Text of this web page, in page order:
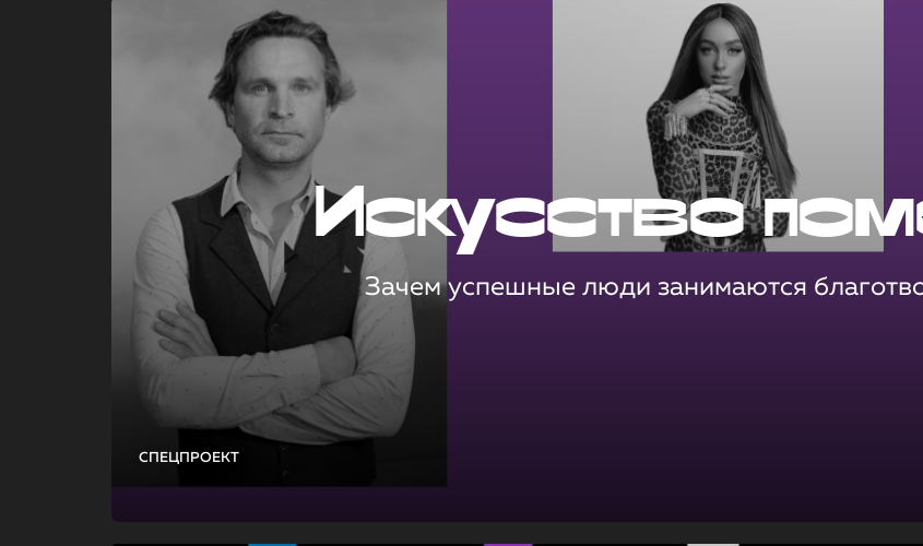
СПЕЦПРОЕКТ
Искусство
Зачем успешные люди занимаются